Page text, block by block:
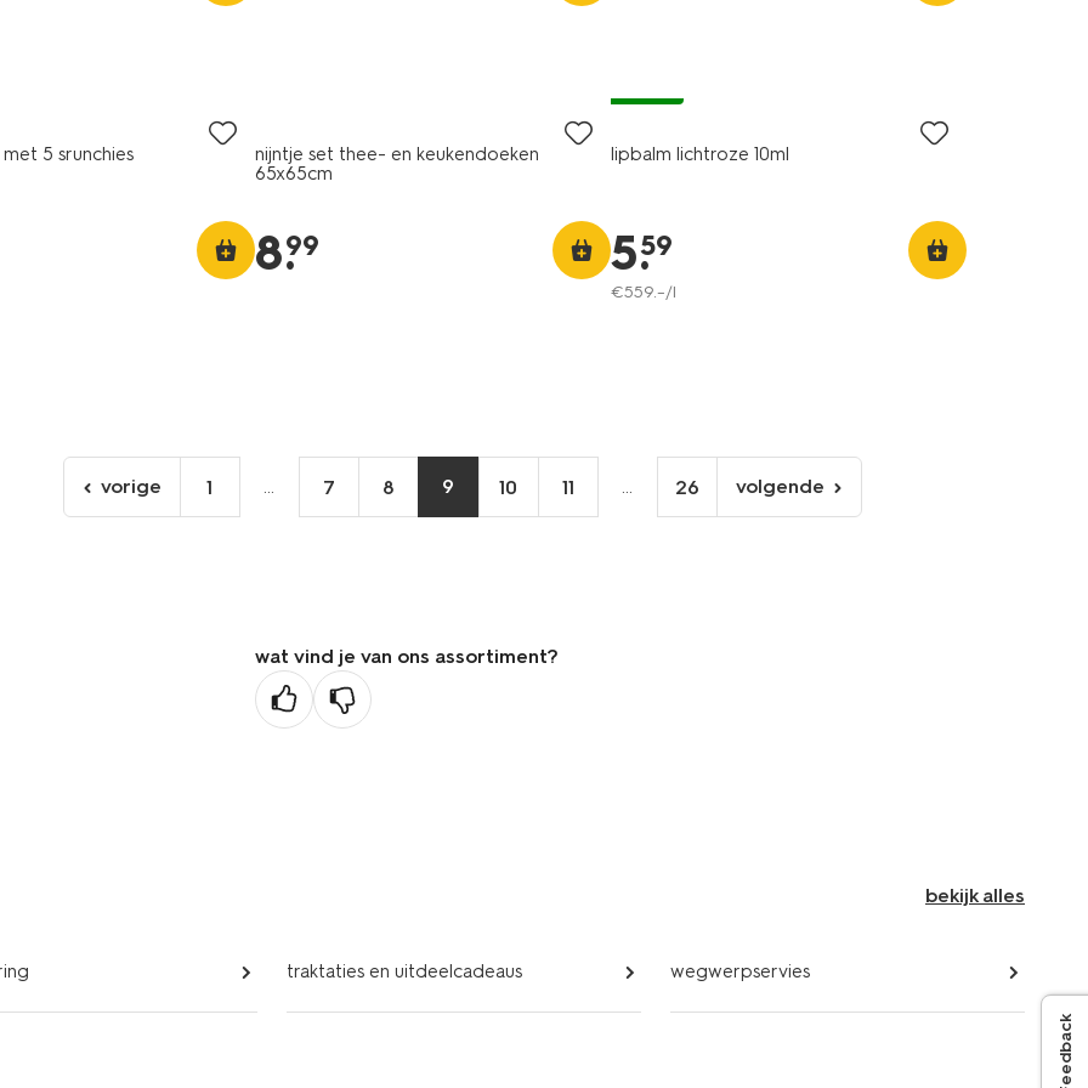
5 srunchies
nijntje set thee- en keukendoeken
65x65cm
8.
99
lipbalm lichtroze 10ml
5.
59
€559.–/l
ga
naar
vorige 1 ... 7 8 9 10 11 ... 26
volgende
pagina
volgende
wat vind je van ons assortiment?
Feedback
bekijk alles
traktaties en uitdeelcadeaus wegwerpservies